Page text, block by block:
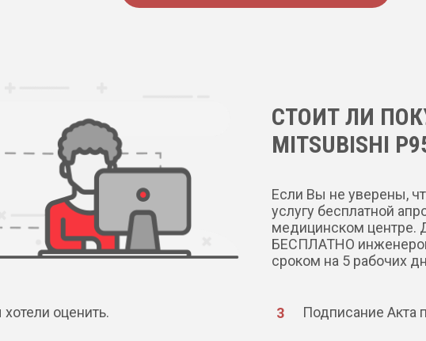
СТОИТ ЛИ
MITSUBISHI
Если Вы не уверены,
услугу бесплатной
медицинском центре.
БЕСПЛАТНО
сроком на 5 рабочих
оценить. Подписание Акта